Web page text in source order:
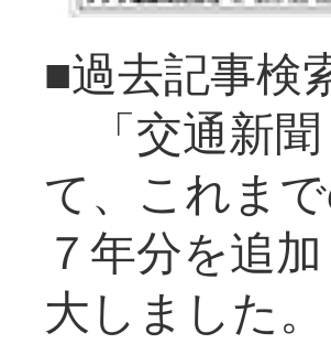
■過去記事
「交通新
て、これま
７年分を追
大しま